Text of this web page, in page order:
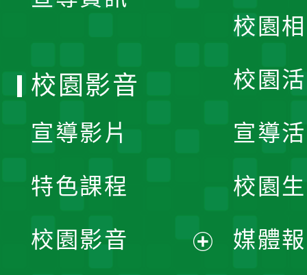
校園
校園
宣導
校園
媒體
校園影音
宣導影片
特色課程
校園影音